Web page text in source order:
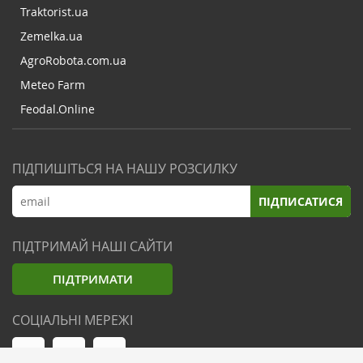
Traktorist.ua
Zemelka.ua
AgroRobota.com.ua
Meteo Farm
Feodal.Online
ПІДПИШІТЬСЯ НА НАШУ РОЗСИЛКУ
ПІДПИСАТИСЯ
ПІДТРИМАЙ НАШІ САЙТИ
ПІДТРИМАТИ
СОЦІАЛЬНІ МЕРЕЖІ